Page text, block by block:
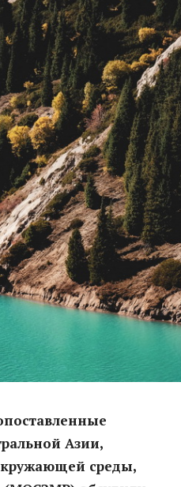
Азии,
среды,